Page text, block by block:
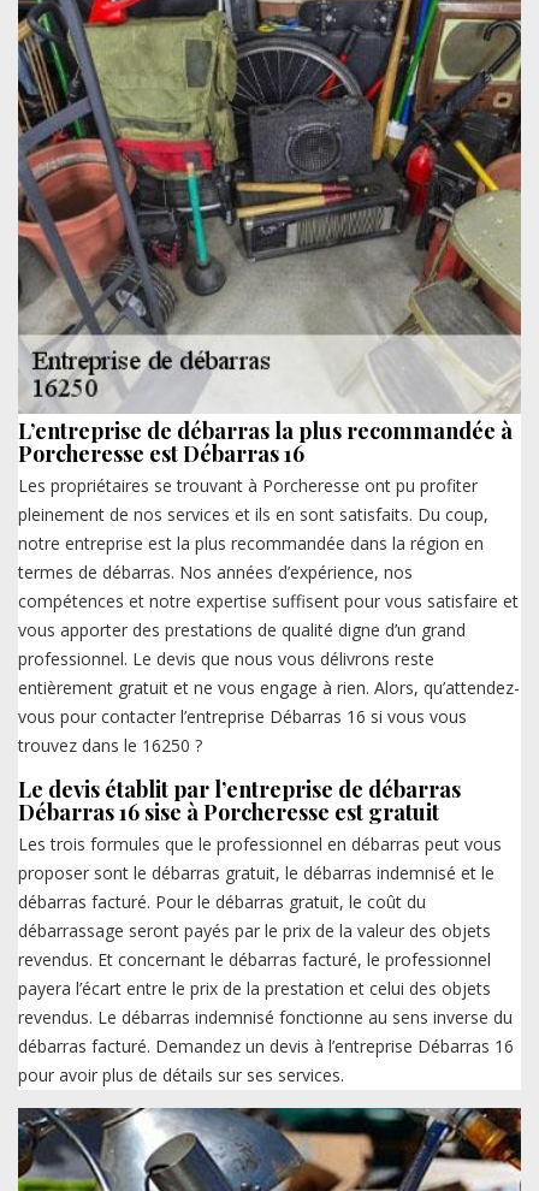
L’entreprise de débarras la plus recommandée à
Porcheresse est Débarras 16
Les propriétaires se trouvant à Porcheresse ont pu profiter
pleinement de nos services et ils en sont satisfaits. Du coup,
notre entreprise est la plus recommandée dans la région en
termes de débarras. Nos années d’expérience, nos
compétences et notre expertise suffisent pour vous satisfaire et
vous apporter des prestations de qualité digne d’un grand
professionnel. Le devis que nous vous délivrons reste
entièrement gratuit et ne vous engage à rien. Alors, qu’attendez-
vous pour contacter l’entreprise Débarras 16 si vous vous
trouvez dans le 16250 ?
Le devis établit par l’entreprise de débarras
Débarras 16 sise à Porcheresse est gratuit
Les trois formules que le professionnel en débarras peut vous
proposer sont le débarras gratuit, le débarras indemnisé et le
débarras facturé. Pour le débarras gratuit, le coût du
débarrassage seront payés par le prix de la valeur des objets
revendus. Et concernant le débarras facturé, le professionnel
payera l’écart entre le prix de la prestation et celui des objets
revendus. Le débarras indemnisé fonctionne au sens inverse du
débarras facturé. Demandez un devis à l’entreprise Débarras 16
pour avoir plus de détails sur ses services.